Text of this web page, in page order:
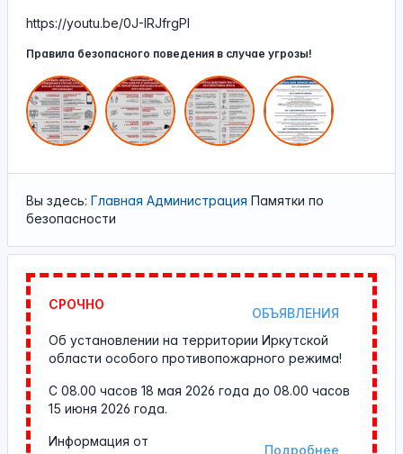
https://youtu.be/0J-IRJfrgPI
Правила безопасного поведения в случае угрозы!
Вы здесь: Главная Администрация Памятки по
безопасности
СРОЧНО
ОБЪЯВЛЕНИЯ
Об установлении на территории Иркутской
области особого противопожарного режима!
С 08.00 часов 18 мая 2026 года до 08.00 часов
15 июня 2026 года.
Подробнее
Информация от